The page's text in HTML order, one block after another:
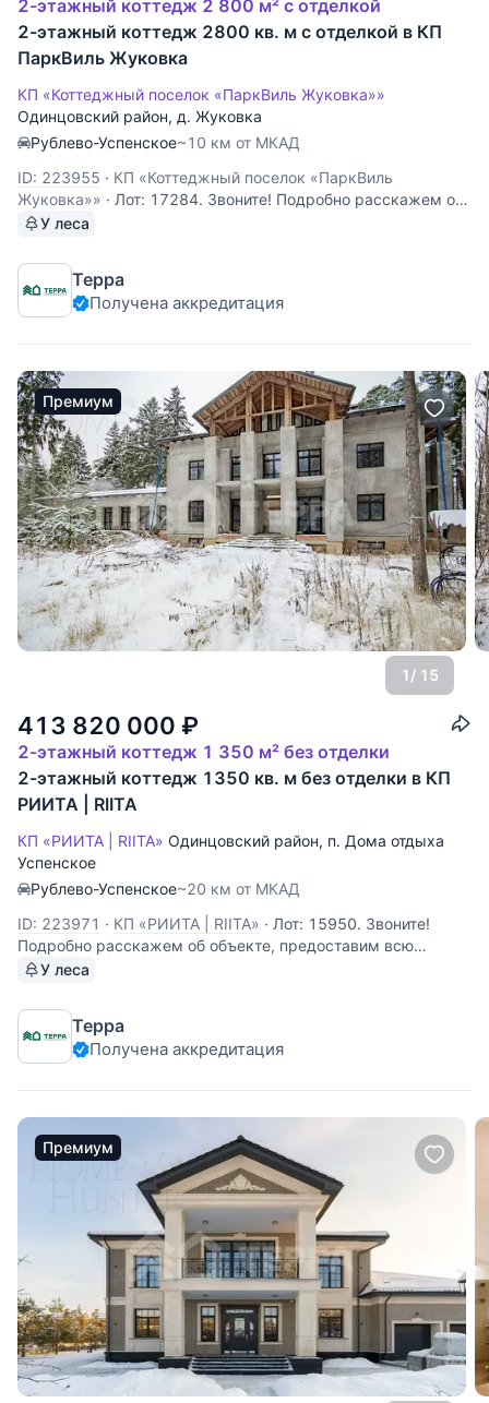
2-этажный коттедж 2 800 м² с отделкой
2-этажный коттедж 2800 кв. м с отделкой в КП
ПаркВиль Жуковка
КП «Коттеджный поселок «ПаркВиль Жуковка»»
Одинцовский район, д. Жуковка
Рублево-Успенское~10 км от МКАД
ID: 223955 · КП «Коттеджный поселок «ПаркВиль
Жуковка»» · Лот: 17284. Звоните! Подробно расскажем об
объекте, предоставим всю необходимую информацию и
У леса
Терра
Получена аккредитация
Премиум
1/ 15
413 820 000 ₽
2-этажный коттедж 1 350 м² без отделки
2-этажный коттедж 1350 кв. м без отделки в КП
РИИТА | RIITA
КП «РИИТА | RIITA» Одинцовский район, п. Дома отдыха
Успенское
Рублево-Успенское~20 км от МКАД
ID: 223971 · КП «РИИТА | RIITA» · Лот: 15950. Звоните!
Подробно расскажем об объекте, предоставим всю
необходимую информацию и оперативно покажем!
У леса
Терра
Получена аккредитация
Премиум